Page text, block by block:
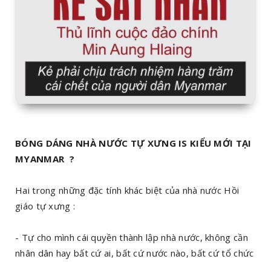
BÓNG DÁNG NHÀ NƯỚC TỰ XƯNG IS KIỂU MỚI TẠI
MYANMAR ?
Hai trong những đặc tính khác biệt của nhà nước Hồi
giáo tự xưng :
- Tự cho mình cái quyền thành lập nhà nước, không cần
nhân dân hay bất cứ ai, bất cứ nước nào, bất cứ tổ chức